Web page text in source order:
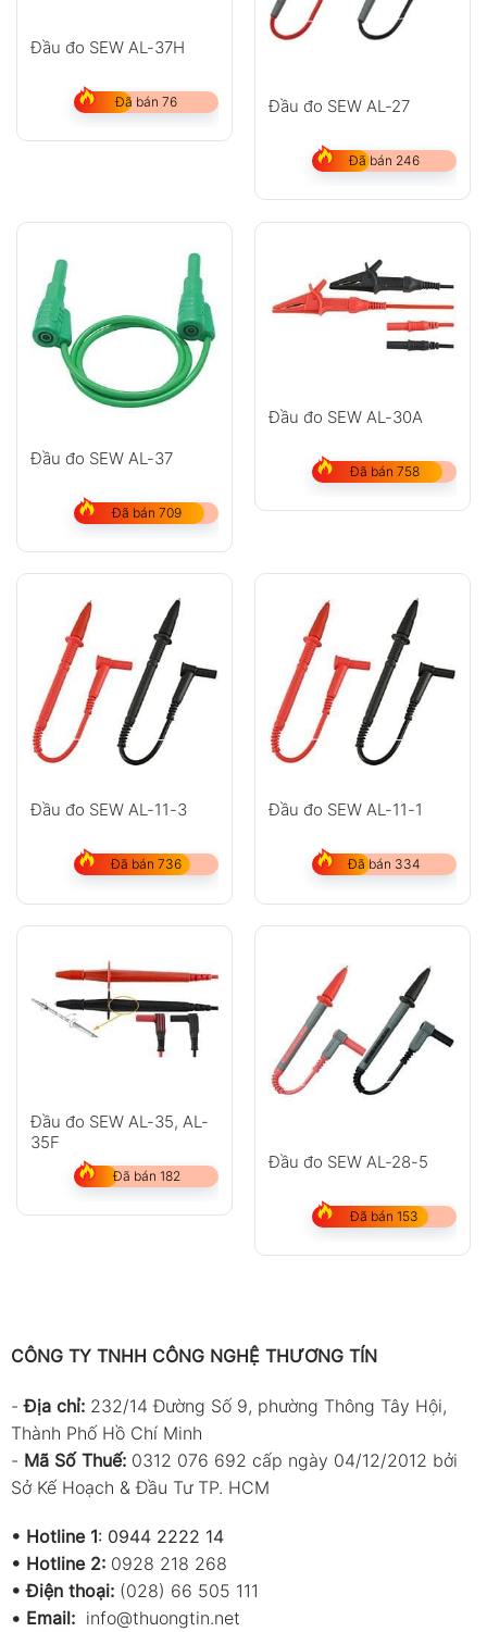
Đầu đo SEW AL-37H
Đã bán 76 Đầu đo SEW AL-27
Đã bán 246
Đầu đo SEW AL-37
Đã bán 709
Đầu đo SEW AL-30A
Đã bán 758
Đầu đo SEW AL-11-3
Đã bán 736
Đầu đo SEW AL-11-1
Đã bán 334
Đầu đo SEW AL-35, AL-
35F
Đã bán 182
Đầu đo SEW AL-28-5
Đã bán 153
CÔNG TY TNHH CÔNG NGHỆ THƯƠNG TÍN
-Địa chỉ: 232/14 Đường Số 9, phường Thông Tây Hội,
Thành Phố Hồ Chí Minh
- Mã Số Thuế: 0312 076 692 cấp ngày 04/12/2012 bởi
Sở Kế Hoạch & Đầu Tư TP. HCM
• Hotline 1: 0944 2222 14
• Hotline 2: 0928 218 268
• Điện thoại: (028) 66 505 111
• Email: info@thuongtin.net